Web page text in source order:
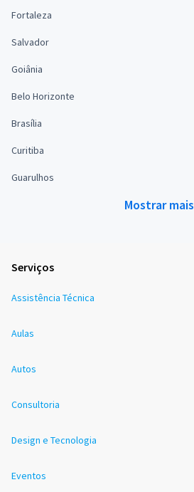
Fortaleza
Salvador
Goiânia
Belo Horizonte
Brasília
Curitiba
Guarulhos
Mostrar mais
Serviços
Assistência Técnica
Aulas
Autos
Consultoria
Design e Tecnologia
Eventos